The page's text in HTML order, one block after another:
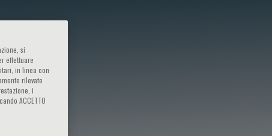
si
effettuare
in linea con
rilevate
i
ACCETTO